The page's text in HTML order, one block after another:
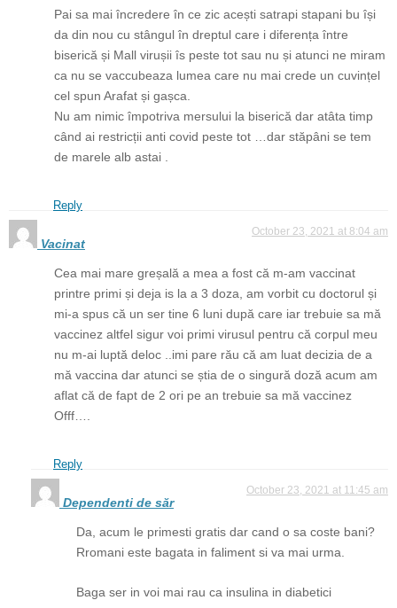
Pai sa mai încredere în ce zic acești satrapi stapani bu își
da din nou cu stângul în dreptul care i diferența între
biserică și Mall virușii îs peste tot sau nu și atunci ne miram
ca nu se vaccubeaza lumea care nu mai crede un cuvințel
cel spun Arafat și gașca.
Nu am nimic împotriva mersului la biserică dar atâta timp
când ai restricții anti covid peste tot …dar stăpâni se tem
de marele alb astai .
Reply
Vacinat
October 23, 2021 at 8:04 am
Cea mai mare greșală a mea a fost că m-am vaccinat
printre primi și deja is la a 3 doza, am vorbit cu doctorul și
mi-a spus că un ser tine 6 luni după care iar trebuie sa mă
vaccinez altfel sigur voi primi virusul pentru că corpul meu
nu m-ai luptă deloc ..imi pare rău că am luat decizia de a
mă vaccina dar atunci se știa de o singură doză acum am
aflat că de fapt de 2 ori pe an trebuie sa mă vaccinez
Offf….
Reply
Dependenti de săr
October 23, 2021 at 11:45 am
Da, acum le primesti gratis dar cand o sa coste bani?
Rromani este bagata in faliment si va mai urma.
Baga ser in voi mai rau ca insulina in diabetici